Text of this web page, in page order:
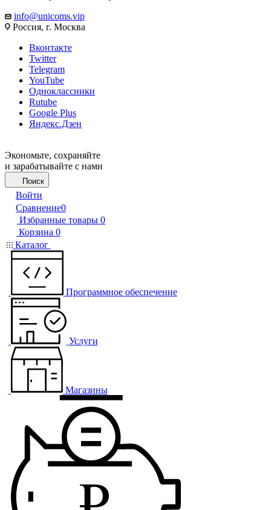
info@unicoms.vip
Россия, г. Москва
Вконтакте
Twitter
Telegram
YouTube
Одноклассники
Rutube
Google Plus
Яндекс.Дзен
Экономьте, сохраняйте
и зарабатывайте с нами
Поиск
Войти
Сравнение0
Избранные товары 0
Корзина 0
Каталог
Программное обеспечение
Услуги
Магазины